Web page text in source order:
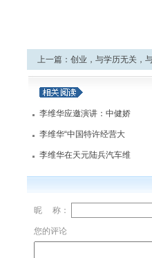
上一篇： 创业，与学历无关，
李维华应邀演讲：中健娇
李维华“中国特许经营大
李维华在天元陆兵汽车维
昵 称：
您的评论